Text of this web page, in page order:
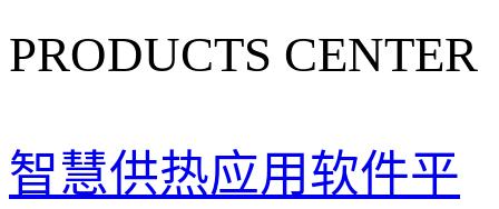
PRODUCTS CENTER
智慧供热应用软件平